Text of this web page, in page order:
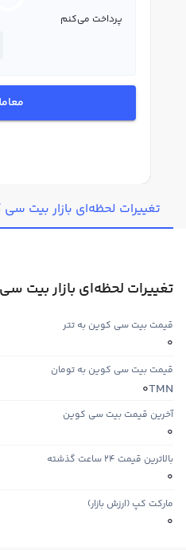
پرداخت می‌کنم
تغییرات لحظه‌ای بازار بیت
تغییرات لحظه‌ای بازار بیت
قیمت بیت سی کوین به تتر
0
قیمت بیت سی کوین به تومان
TMN
0
آخرین قیمت بیت سی کوین
0
بالاترین قیمت ۲۴ ساعت گذشته
0
مارکت کپ (ارزش بازار)
0